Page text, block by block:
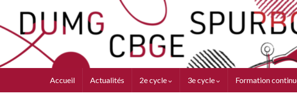
Accueil Actualités 2e cycle 3e cycle Formation